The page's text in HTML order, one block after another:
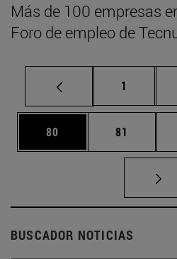
Más de 100 empresas
Foro de empleo de
Página
1
Página
80 Página
81
BUSCADOR NOTICIAS